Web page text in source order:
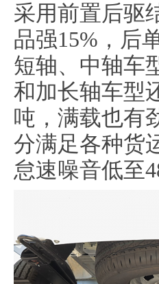
采用前置后驱
品强15%，后
短轴、中轴车
和加长轴车型
吨，满载也有
分满足各种货
怠速噪音低至